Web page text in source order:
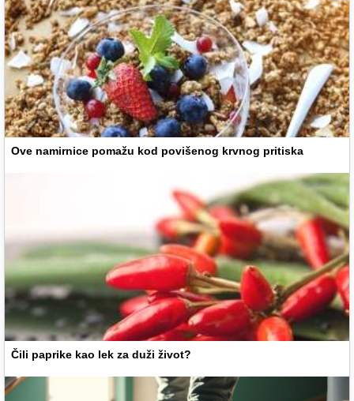
Ove namirnice pomažu kod povišenog krvnog pritiska
Čili paprike kao lek za duži život?